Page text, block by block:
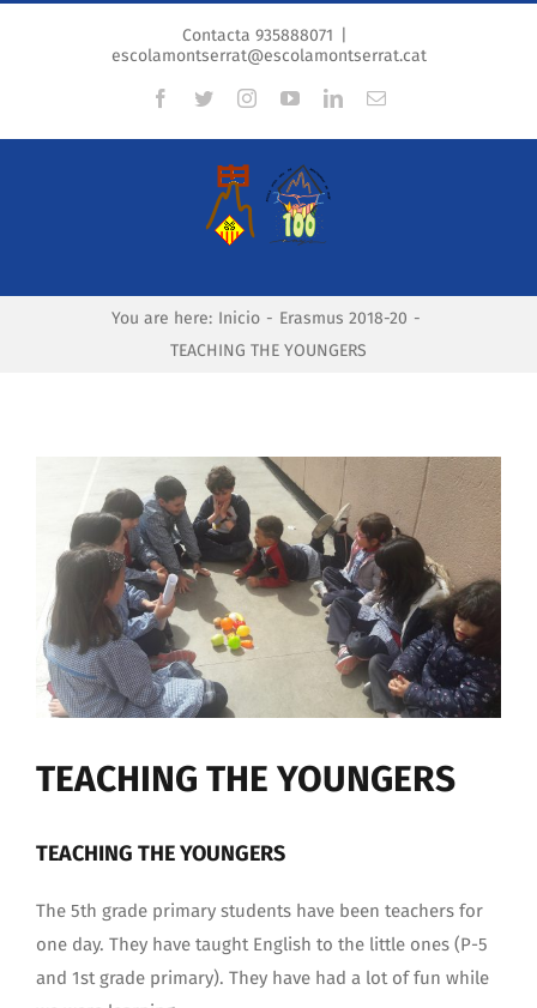
Contacta 935888071
escolamontserrat@escolamontserrat.cat
facebook
twitterinstagram
youtubelinkedinCorreo
You are here: Inicio - Erasmus 2018-20 -
TEACHING THE YOUNGERS
grande
TEACHING THE YOUNGERS
TEACHING THE YOUNGERS
The 5th grade primary students have been teachers for
one day. They have taught English to the little ones (P-5
and 1st grade primary). They have had a lot of fun while